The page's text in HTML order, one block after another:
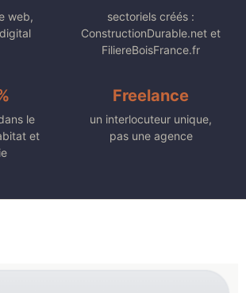
web,
sectoriels créés :
ConstructionDurable.net et
FiliereBoisFrance.fr
le
et
Freelance
un interlocuteur unique,
pas une agence